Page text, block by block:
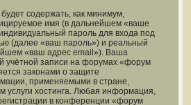
содержать, как минимум,
имя (в дальнейшем «ваше
пароль для входа под
(далее «ваш пароль») и реальный
«ваш адрес email»). Ваша
учётной записи на форумах «форум
законами о защите
применяемыми в стране,
услуги хостинга. Любая информация,
в конференции «форум